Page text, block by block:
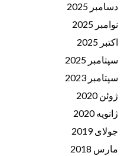
دسامبر 2025
نوامبر 2025
اکتبر 2025
سپتامبر 2025
سپتامبر 2023
ژوئن 2020
ژانویه 2020
جولای 2019
مارس 2018